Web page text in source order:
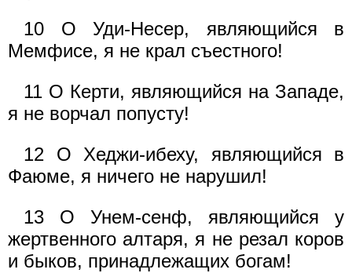
10 О Уди-Несер, являющийся в
Мемфисе, я не крал съестного!
11 О Керти, являющийся на Западе,
я не ворчал попусту!
12 О Хеджи-ибеху, являющийся в
Фаюме, я ничего не нарушил!
13 О Унем-сенф, являющийся у
жертвенного алтаря, я не резал коров
и быков, принадлежащих богам!